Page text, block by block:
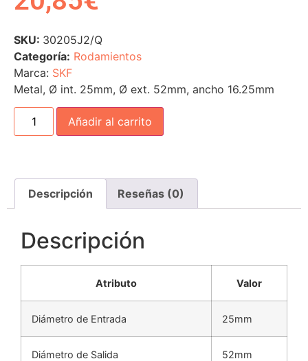
SKU: 30205J2/Q
Categoría: Rodamientos
Marca: SKF
Metal, Ø int. 25mm, Ø ext. 52mm, ancho 16.25mm
Añadir al carrito
Descripción Reseñas (0)
Descripción
Atributo Valor
Diámetro de Entrada 25mm
Diámetro de Salida 52mm